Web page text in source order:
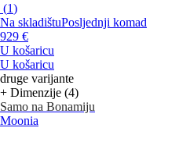
(1)
Na skladištuPosljednji komad
929 €
U košaricu
U košaricu
druge varijante
+ Dimenzije (4)
Samo na Bonamiju
Moonia